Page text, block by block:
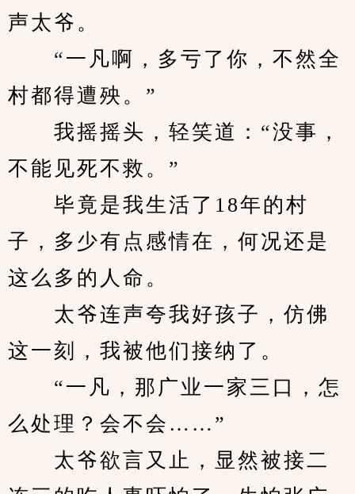
声太爷。
“一凡啊，多亏了你，不然全
村都得遭殃。”
我摇摇头，轻笑道：“没事，
不能见死不救。”
毕竟是我生活了18年的村
子，多少有点感情在，何况还是
这么多的人命。
太爷连声夸我好孩子，仿佛
这一刻，我被他们接纳了。
“一凡，那广业一家三口，怎
么处理？会不会……”
太爷欲言又止，显然被接二